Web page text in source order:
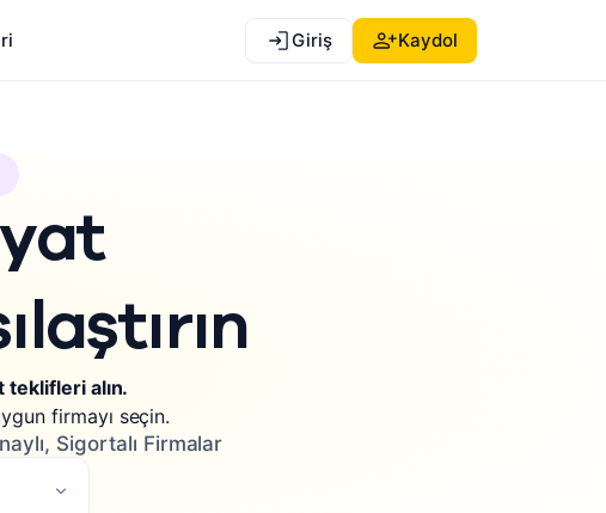
Giriş Kaydol
teklifleri alın.
firmayı seçin.
Sigortalı Firmalar